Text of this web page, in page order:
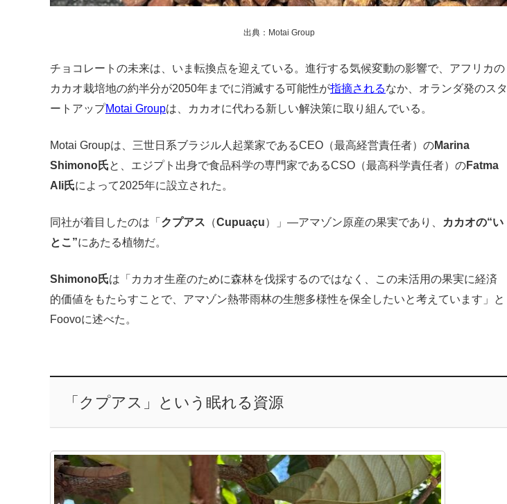
出典：Motai Group
チョコレートの未来は、いま転換点を迎えている。進行する気候変動の影響で、アフリカの
カカオ栽培地の約半分が2050年までに消滅する可能性が指摘されるなか、オランダ発のスタ
ートアップMotai Groupは、カカオに代わる新しい解決策に取り組んでいる。
Motai Groupは、三世日系ブラジル人起業家であるCEO（最高経営責任者）のMarina
Shimono氏と、エジプト出身で食品科学の専門家であるCSO（最高科学責任者）のFatma
Ali氏によって2025年に設立された。
同社が着目したのは「 クプアス （Cupuaçu）」—アマゾン原産の果実であり、
カカオの“い
とこ”にあたる植物だ。
Shimono氏は「カカオ生産のために森林を伐採するのではなく、この未活用の果実に経済
的価値をもたらすことで、アマゾン熱帯雨林の生態多様性を保全したいと考えています」と
Foovoに述べた。
「クプアス」という眠れる資源